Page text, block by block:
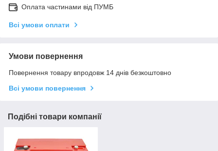
Оплата частинами від ПУМБ
Всі умови оплати
Умови повернення
Повернення товару впродовж 14 днів безкоштовно
Всі умови повернення
Подібні товари компанії